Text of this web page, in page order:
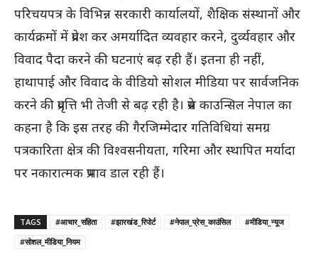
परिचयपत्र के विभिन्न सरकारी कार्यालयों, शैक्षिक संस्थानों और
कार्यक्रमों में प्रवेश कर अमर्यादित व्यवहार करने, दुर्व्यवहार और
विवाद पैदा करने की घटनाएं बढ़ रही हैं। इतना ही नहीं,
हाथापाई और विवाद के वीडियो सोशल मीडिया पर सार्वजनिक
करने की प्रवृत्ति भी तेजी से बढ़ रही है। प्रेस काउन्सिल नेपाल का
कहना है कि इस तरह की गैरजिम्मेदार गतिविधियां समग्र
पत्रकारिता क्षेत्र की विश्वसनीयता, गरिमा और स्थापित मर्यादा
पर नकारात्मक प्रभाव डाल रही हैं।
TAGS #आचार_संहिता #झारखंड_रिपोर्ट #नेपाल_प्रेस_काउंसिल
#मीडिया_न्यूज
#सोशल_मीडिया_नियम